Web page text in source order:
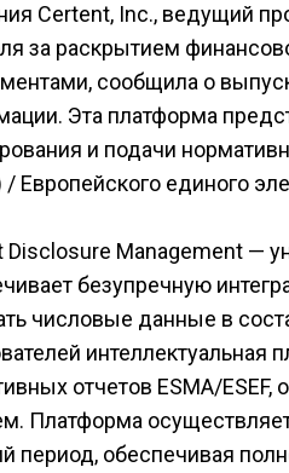
Certent, Inc., ведущий
за раскрытием
сообщила о
Эта платформа
и подачи
/ Европейского единого
Disclosure Management —
безупречную
числовые данные в
отчетов ESMA/
Платформа
период, обеспечивая